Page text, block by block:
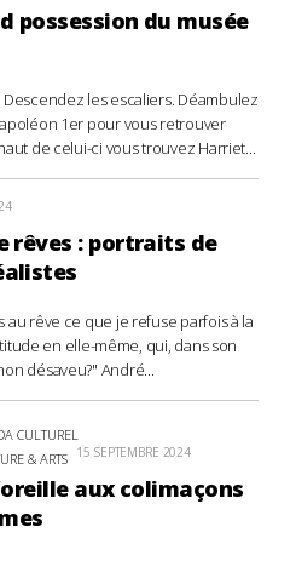
possession du musée
les escaliers. Déambulez
1er pour vous retrouver
de celui-ci vous trouvez Harriet...
rêves : portraits de
rêve ce que je refuse parfois à la
en elle-même, qui, dans son
désaveu?" André...
CULTUREL
& ARTS 15 SEPTEMBRE 2024
aux colimaçons